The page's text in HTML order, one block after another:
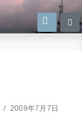
検
索:
検
索
/投2009年7月7日